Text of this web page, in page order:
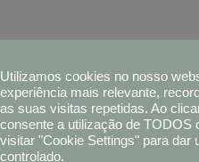
can help.
Utilizamos cookies no nosso
experiência mais relevante,
as suas visitas repetidas. Ao
consente a utilização de TODOS
visitar "Cookie Settings" para dar
controlado.